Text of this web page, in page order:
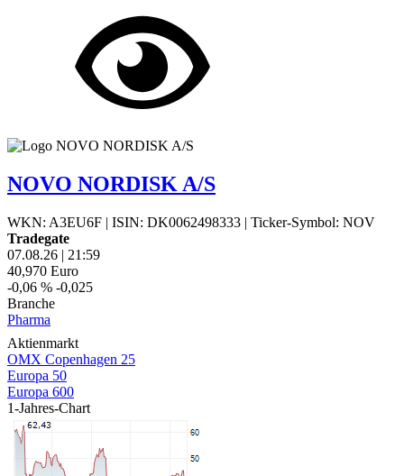
NOVO NORDISK A/S
WKN: A3EU6F | ISIN: DK0062498333 | Ticker-Symbol: NOV
Tradegate
07.08.26 | 21:59
40,970 Euro
-0,06 % -0,025
Branche
Pharma
Aktienmarkt
OMX Copenhagen 25
Europa 50
Europa 600
1-Jahres-Chart